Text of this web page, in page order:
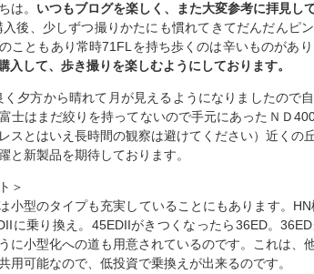
は。 いつもブログを楽しく、また大変参考に拝見し
入後、少しずつ撮りかたにも慣れてきてだんだんピ
こともあり常時71FLを持ち歩くのは辛いものがあり
入して、歩き撮りを楽しむようにしております。
く夕方から晴れて月が見えるようになりましたので
士はまだ絞りを持ってないので手元にあったＮＤ
スとはいえ長時間の観察は避けてください）近くの
と新製品を期待しております。
＞
小型のタイプも充実していることにもあります。
に乗り換え。45EDIIがきつくなったら36ED。
に小型化への道も用意されているのです。これは、
用可能なので、低投資で乗換えが出来るのです。